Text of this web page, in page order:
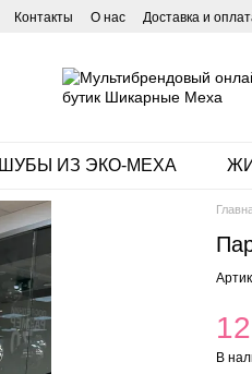
Контакты О нас Доставка и
ШУБЫ ИЗ ЭКО-МЕХА
В